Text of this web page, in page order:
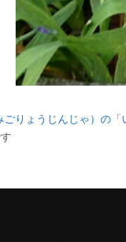
りょうじんじゃ）の